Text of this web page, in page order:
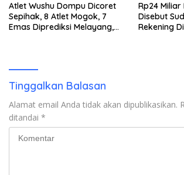
Atlet Wushu Dompu Dicoret
Sepihak, 8 Atlet Mogok, 7
Emas Diprediksi Melayang,
Rp24 Miliar
Disebut
Rekening
Tinggalkan Balasan
Alamat email Anda tidak akan dipublikasikan.
ditandai *